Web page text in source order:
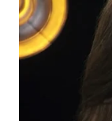
WAHANA
KONSUMEN